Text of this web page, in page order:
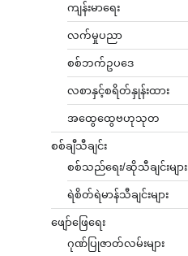
ကျန်းမာရေး
လက်မှုပညာ
စစ်ဘက်ဥပဒေ
လစာနှင့်စရိတ်နှုန်းထား
အထွေထွေဗဟုသုတ
စစ်ချီသီချင်း
စစ်သည်ရေး/ဆိုသီချင်းများ
ရဲစိတ်ရဲမာန်သီချင်းများ
ဖျော်ဖြေရေး
ဂုဏ်ပြုဇာတ်လမ်းများ